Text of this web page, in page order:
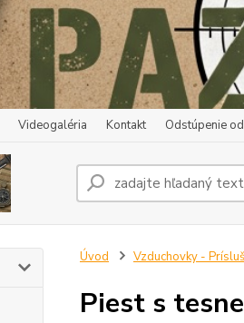
Videogaléria Kontakt Odstúpenie
Úvod Vzduchovky -
Piest s